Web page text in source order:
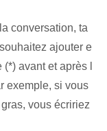
conversation, ta
ajouter e
avant et après l
⁤exemple, ⁤si vous
vous écririez